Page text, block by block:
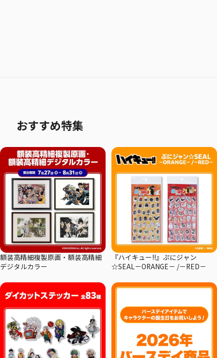
おすすめ特集
額装高精細複製原画・額装高精細
デジタルカラー
『ハイキュー!!』ぷにジャン
☆SEAL－ORANGE－ /－RED－